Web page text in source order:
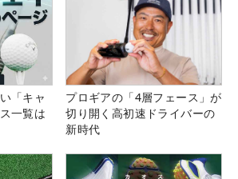
「キャ
一覧は
プロギアの「4層フェース」が
切り開く高初速ドライバーの
新時代